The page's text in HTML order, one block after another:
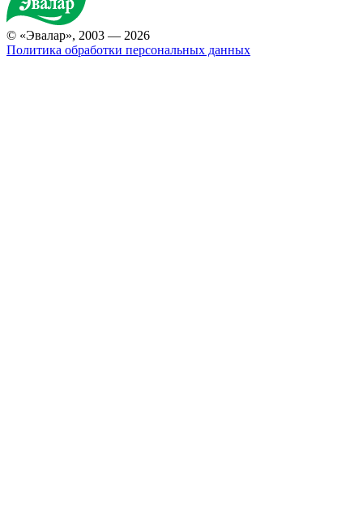
© «Эвалар», 2003 — 2026
Политика обработки персональных данных